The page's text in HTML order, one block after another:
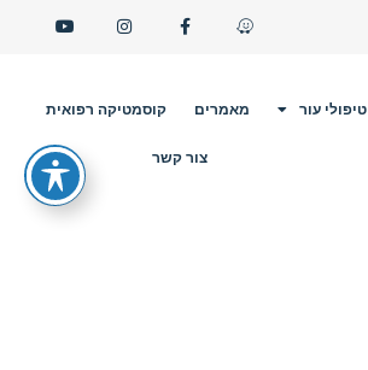
טיפולי עור מאמרים קוסמטיקה רפואית
צור קשר